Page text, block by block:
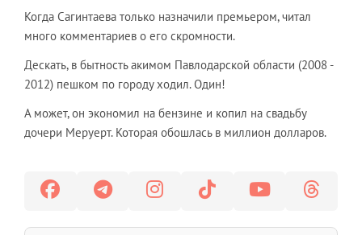
Когда Сагинтаева только назначили премьером, читал
много комментариев о его скромности.
Дескать, в бытность акимом Павлодарской области (2008 -
2012) пешком по городу ходил. Один!
А может, он экономил на бензине и копил на свадьбу
дочери Меруерт. Которая обошлась в миллион долларов.